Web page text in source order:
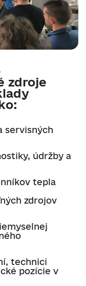
zdroje
servisných
údržby a
tepla
zdrojov
technici
pozície v